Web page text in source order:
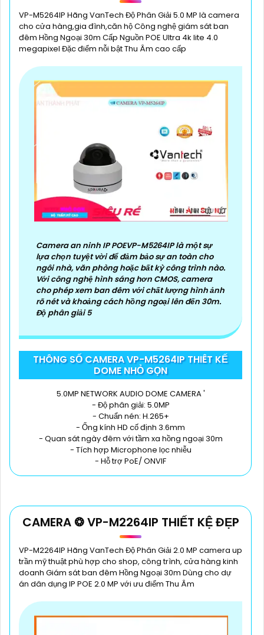
VP-M5264IP Hãng VanTech Độ Phân Giải 5.0 MP là camera
cho cửa hàng,gia đình,căn hộ Công nghệ giám sát ban
đêm Hồng Ngoại 30m Cấp Nguồn POE Ultra 4k lite 4.0
megapixel Đặc điểm nỗi bật Thu Âm cao cấp
Camera an ninh IP POEVP-M5264IP là một sự
lựa chọn tuyệt vời để đảm bảo sự an toàn cho
ngôi nhà, văn phòng hoặc bất kỳ công trình nào.
Với công nghệ hình sáng hơn CMOS, camera
cho phép xem ban đêm với chất lượng hình ảnh
rõ nét và khoảng cách hồng ngoại lên đến 30m.
Độ phân giải 5
THÔNG SỐ CAMERA VP-M5264IP THIÊT KẾ
DOME NHỎ GỌN
5.0MP NETWORK AUDIO DOME CAMERA '
- Độ phân giải: 5.0MP
- Chuẩn nén: H.265+
- Ống kính HD cố định 3.6mm
- Quan sát ngày đêm với tầm xa hồng ngoại 30m
- Tích hợp Microphone lọc nhiễu
- Hỗ trợ PoE/ ONVIF
CAMERA ❂ VP-M2264IP THIẾT KỆ ĐẸP
VP-M2264IP Hãng VanTech Độ Phân Giải 2.0 MP camera up
trần mỹ thuật phù hợp cho shop, công trình, cửa hàng kinh
doanh Giám sát ban đêm Hồng Ngoại 30m Dùng cho dự
án dân dụng IP POE 2.0 MP với ưu điểm Thu Âm